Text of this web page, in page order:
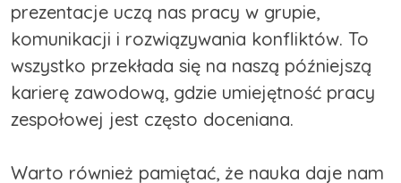
prezentacje uczą nas pracy w grupie,
komunikacji i rozwiązywania konfliktów. To
wszystko przekłada się na naszą późniejszą
karierę zawodową, gdzie umiejętność pracy
zespołowej jest często doceniana.
Warto również pamiętać, że nauka daje nam